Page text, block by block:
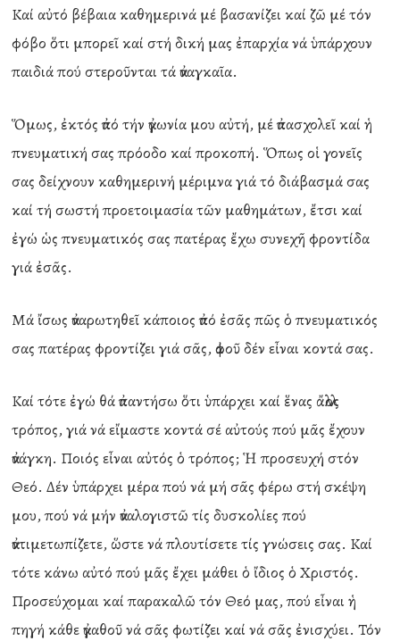
Καί αὐτό βέβαια καθημερινά μέ βασανίζει καί ζῶ μέ τόν
φόβο ὅτι μπορεῖ καί στή δική μας ἐπαρχία νά ὑπάρχουν
παιδιά πού στεροῦνται τά ἀναγκαῖα.
Ὅμως, ἐκτός ἀπό τήν ἀγωνία μου αὐτή, μέ ἀπασχολεῖ καί ἡ
πνευματική σας πρόοδο καί προκοπή. Ὅπως οἱ γονεῖς
σας δείχνουν καθημερινή μέριμνα γιά τό διάβασμά σας
καί τή σωστή προετοιμασία τῶν μαθημάτων, ἔτσι καί
ἐγώ ὡς πνευματικός σας πατέρας ἔχω συνεχῆ φροντίδα
γιά ἐσᾶς.
Μά ἴσως ἀναρωτηθεῖ κάποιος ἀπό ἐσᾶς πῶς ὁ πνευματικός
σας πατέρας φροντίζει γιά σᾶς, ἀφοῦ δέν εἶναι κοντά σας.
Καί τότε ἐγώ θά ἀπαντήσω ὅτι ὑπάρχει καί ἕνας ἄλλος
τρόπος, γιά νά εἴμαστε κοντά σέ αὐτούς πού μᾶς ἔχουν
ἀνάγκη. Ποιός εἶναι αὐτός ὁ τρόπος; Ἡ προσευχή στόν
Θεό. Δέν ὑπάρχει μέρα πού νά μή σᾶς φέρω στή σκέψη
μου, πού νά μήν ἀναλογιστῶ τίς δυσκολίες πού
ἀντιμετωπίζετε, ὥστε νά πλουτίσετε τίς γνώσεις σας. Καί
τότε κάνω αὐτό πού μᾶς ἔχει μάθει ὁ ἴδιος ὁ Χριστός.
Προσεύχομαι καί παρακαλῶ τόν Θεό μας, πού εἶναι ἡ
πηγή κάθε ἀγαθοῦ νά σᾶς φωτίζει καί νά σᾶς ἐνισχύει. Τόν